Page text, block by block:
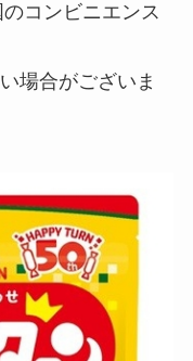
コンビニエンス
場合がございま